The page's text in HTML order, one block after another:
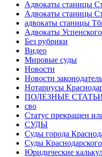
Адвокаты станицы
Адвокаты станицы
адвокаты станицы
Адвокаты
Без рубрики
Видео
Мировые суды
Новости
Новости
Нотариусы
ПОЛЕЗНЫЕ
сво
Статус прекращен
СУДЫ
Суды города
Суды
Юридические